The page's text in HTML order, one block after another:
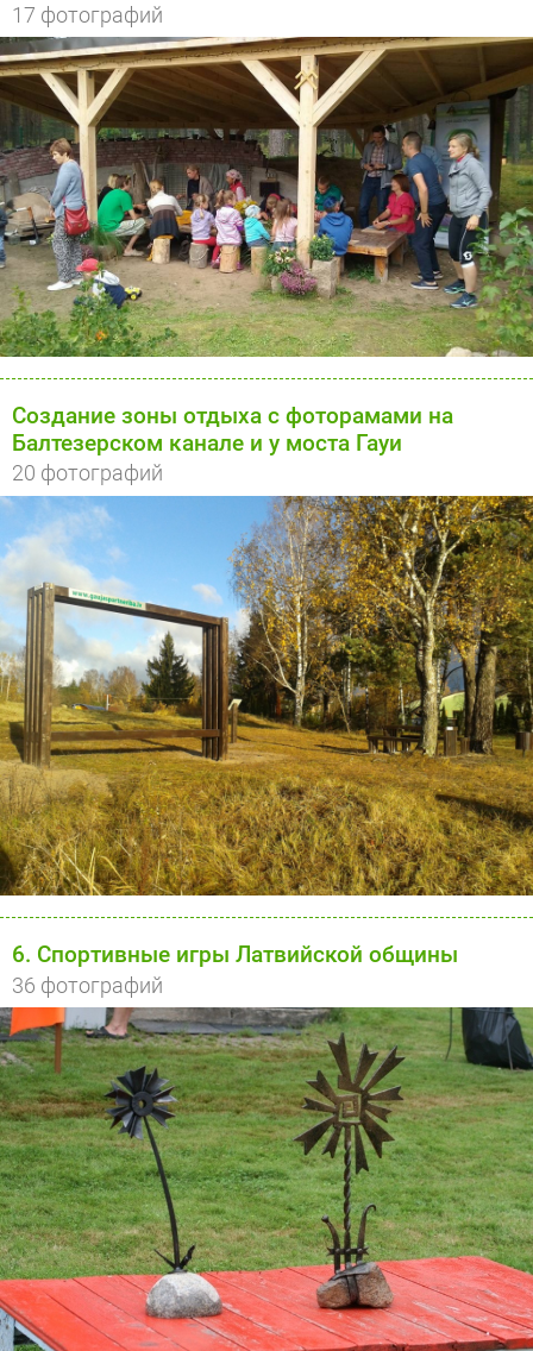
17 фотографий
Создание зоны отдыха с фоторамами на
Балтезерском канале и у мостa Гауи
20 фотографий
6. Спортивные игры Латвийской общины
36 фотографий